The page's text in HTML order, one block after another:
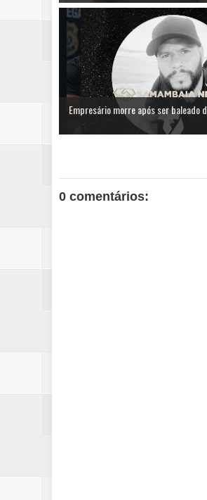
Empresário morre após ser baleado d...
0 comentários: